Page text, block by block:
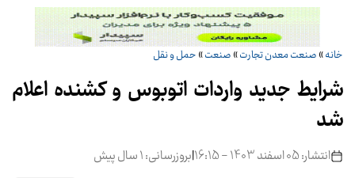
خانه» صنعت معدن تجارت» صنعت» حمل و نقل
شرایط جدید واردات اتوبوس و کشنده اعلام
شد
انتشار: 05 اسفند 1403 - 16:15 |بروزرسانی: 1 سال پیش